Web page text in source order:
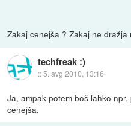
Zakaj cenejša ? Zakaj ne dražja
techfreak :)
::5. avg 2010, 13:16
Ja, ampak potem boš lahko
cenejša.